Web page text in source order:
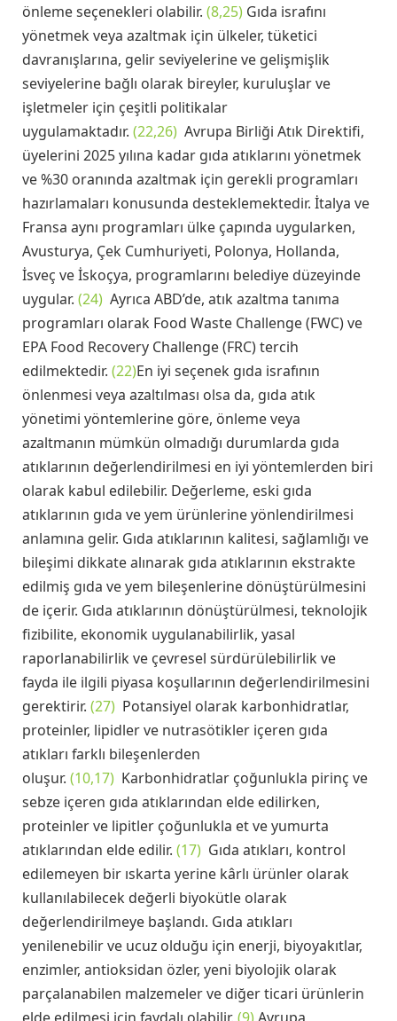
önleme seçenekleri olabilir. (8,25) Gıda israfını
yönetmek veya azaltmak için ülkeler, tüketici
davranışlarına, gelir seviyelerine ve gelişmişlik
seviyelerine bağlı olarak bireyler, kuruluşlar ve
işletmeler için çeşitli politikalar
uygulamaktadır. (22,26) Avrupa Birliği Atık Direktifi,
üyelerini 2025 yılına kadar gıda atıklarını yönetmek
ve %30 oranında azaltmak için gerekli programları
hazırlamaları konusunda desteklemektedir. İtalya ve
Fransa aynı programları ülke çapında uygularken,
Avusturya, Çek Cumhuriyeti, Polonya, Hollanda,
İsveç ve İskoçya, programlarını belediye düzeyinde
uygular. (24) Ayrıca ABD’de, atık azaltma tanıma
programları olarak Food Waste Challenge (FWC) ve
EPA Food Recovery Challenge (FRC) tercih
edilmektedir. (22)En iyi seçenek gıda israfının
önlenmesi veya azaltılması olsa da, gıda atık
yönetimi yöntemlerine göre, önleme veya
azaltmanın mümkün olmadığı durumlarda gıda
atıklarının değerlendirilmesi en iyi yöntemlerden biri
olarak kabul edilebilir. Değerleme, eski gıda
atıklarının gıda ve yem ürünlerine yönlendirilmesi
anlamına gelir. Gıda atıklarının kalitesi, sağlamlığı ve
bileşimi dikkate alınarak gıda atıklarının ekstrakte
edilmiş gıda ve yem bileşenlerine dönüştürülmesini
de içerir. Gıda atıklarının dönüştürülmesi, teknolojik
fizibilite, ekonomik uygulanabilirlik, yasal
raporlanabilirlik ve çevresel sürdürülebilirlik ve
fayda ile ilgili piyasa koşullarının değerlendirilmesini
gerektirir. (27) Potansiyel olarak karbonhidratlar,
proteinler, lipidler ve nutrasötikler içeren gıda
atıkları farklı bileşenlerden
oluşur. (10,17) Karbonhidratlar çoğunlukla pirinç ve
sebze içeren gıda atıklarından elde edilirken,
proteinler ve lipitler çoğunlukla et ve yumurta
atıklarından elde edilir. (17) Gıda atıkları, kontrol
edilemeyen bir ıskarta yerine kârlı ürünler olarak
kullanılabilecek değerli biyokütle olarak
değerlendirilmeye başlandı. Gıda atıkları
yenilenebilir ve ucuz olduğu için enerji, biyoyakıtlar,
enzimler, antioksidan özler, yeni biyolojik olarak
parçalanabilen malzemeler ve diğer ticari ürünlerin